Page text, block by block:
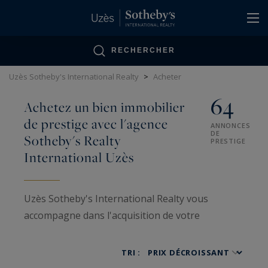
RECHERCHER
Uzès Sotheby's International Realty > Acheter
Achetez un bien immobilier
de prestige avec l'agence
Sotheby's Realty
International Uzès
64
ANNONCES
DE
PRESTIGE
Uzès Sotheby's International Realty vous
accompagne dans l'acquisition de votre
gardoise. Notre portefeuille exclusif présente 70
TRI :